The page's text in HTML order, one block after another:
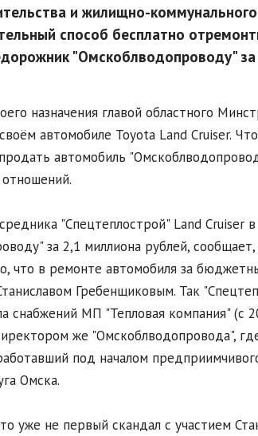
и жилищно-
способ бесплатно
"Омскоблводопроводу"
назначения главой областного
автомобиле Toyota Land Cruiser.
автомобиль
"Спецтеплострой" Land Cruiser
за 2,1 миллиона рублей,
что в ремонте автомобиля за
Гребенщиковым. Так
снабжений МП "Тепловая компания"
же "Омскоблводопровода",
под началом
Омска.
уже не первый скандал с участием